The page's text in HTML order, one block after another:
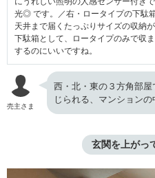
光◎ です。／右・ロータイプの下駄
天井まで届くたっぷりサイズの収納
下駄箱として、ロータイプのみで収
するのにいいですね。
売主さま
西・北・東の３方角部
じられる、マンションの
玄関を上がっ